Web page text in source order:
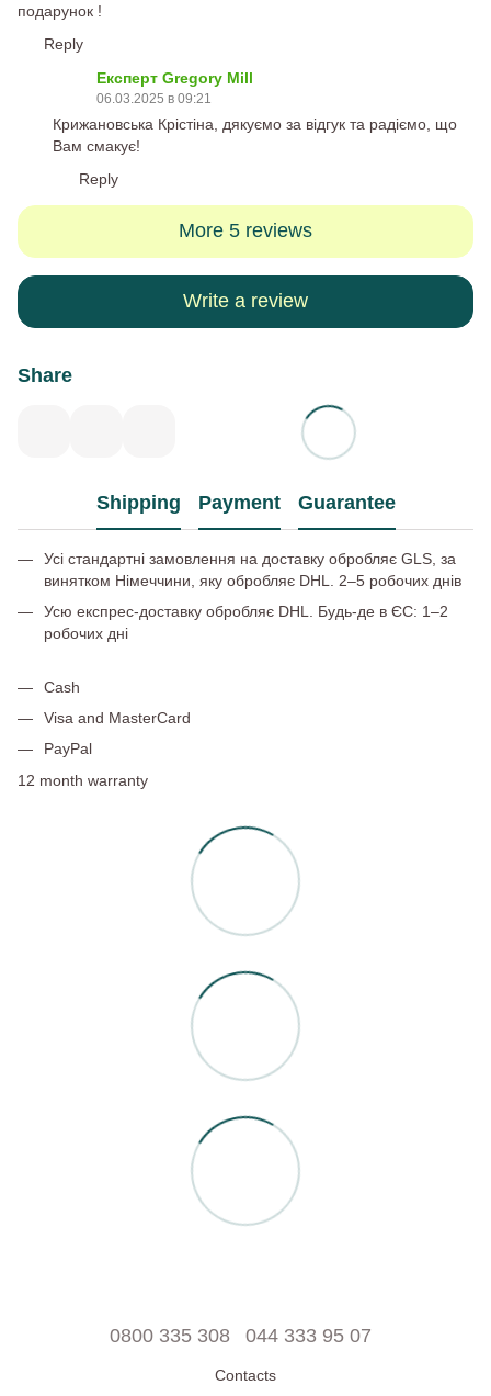
подарунок !
Reply
Експерт Gregory Mill
06.03.2025 в 09:21
Крижановська Крістіна, дякуємо за відгук та радіємо, що
Вам смакує!
Reply
More 5 reviews
Write a review
Share
Shipping Payment Guarantee
Усі стандартні замовлення на доставку обробляє GLS, за
винятком Німеччини, яку обробляє DHL. 2–5 робочих днів
Усю експрес-доставку обробляє DHL. Будь-де в ЄС: 1–2
робочих дні
Cash
Visa and MasterCard
PayPal
12 month warranty
0800 335 308 044 333 95 07
Contacts